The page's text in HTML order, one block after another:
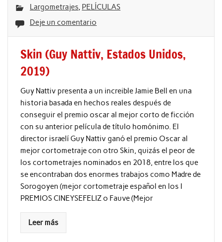
Largometrajes, PELÍCULAS
Deje un comentario
Skin (Guy Nattiv, Estados Unidos,
2019)
Guy Nattiv presenta a un increible Jamie Bell en una
historia basada en hechos reales después de
conseguir el premio oscar al mejor corto de ficción
con su anterior película de título homónimo. El
director israelí Guy Nattiv ganó el premio Oscar al
mejor cortometraje con otro Skin, quizás el peor de
los cortometrajes nominados en 2018, entre los que
se encontraban dos enormes trabajos como Madre de
Sorogoyen (mejor cortometraje español en los I
PREMIOS CINEYSEFELIZ o Fauve (Mejor
Leer más